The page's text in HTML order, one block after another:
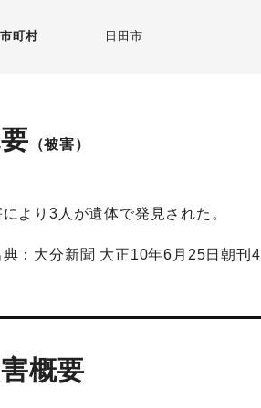
市町村 日田市
（被害）
により3人が遺体で発見された。
典：大分新聞 大正10年6月25日朝刊
概要